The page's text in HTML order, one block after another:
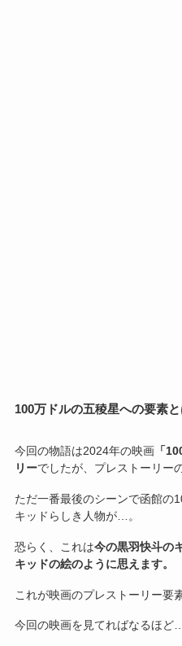
100万ドルの五稜星への要素と
今回の物語は2024年の映画「
リーでしたが、プレストーリー
ただ一番最後のシーンで函館の
キッドらしき人物が…。
恐らく、これは今の黒羽快斗の
キッドの絵のように思えます。
これが映画のプレストーリー要
今回の映画を見てればなるほど